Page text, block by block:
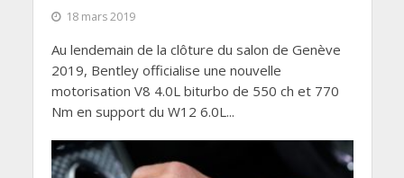
18 mars 2019
Au lendemain de la clôture du salon de Genève
2019, Bentley officialise une nouvelle
motorisation V8 4.0L biturbo de 550 ch et 770
Nm en support du W12 6.0L...